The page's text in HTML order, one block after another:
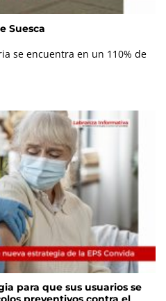
Suesca
se encuentra en un 110% de
para que sus usuarios se